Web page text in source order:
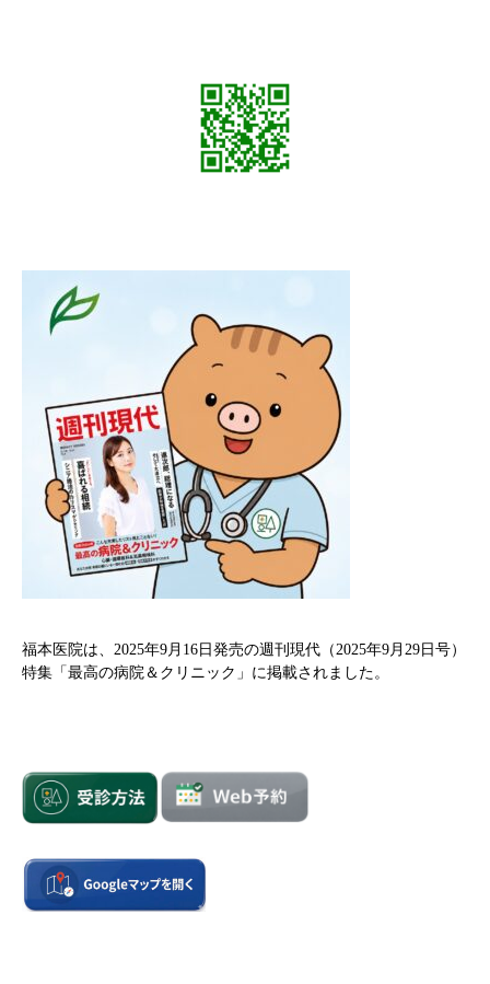
福本医院は、2025年9月16日発売の週刊現代（2025年9月29日号）
特集「最高の病院＆クリニック」に掲載されました。